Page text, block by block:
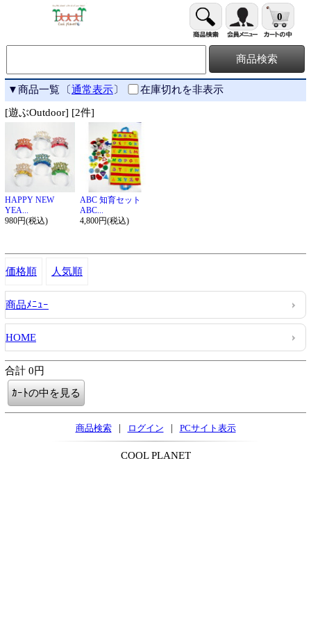
0
▼商品一覧 〔通常表示〕 在庫切れを非表示
[遊ぶOutdoor] [2件]
HAPPY NEW
YEA...
980円(税込)
ABC 知育セット
ABC...
4,800円(税込)
価格順 人気順
商品ﾒﾆｭｰ
HOME
合計 0円
商品検索 | ログイン | PCサイト表示
COOL PLANET